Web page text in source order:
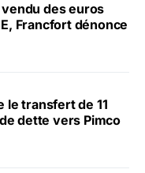
des euros
Francfort dénonce
le transfert de 11
dette vers Pimco